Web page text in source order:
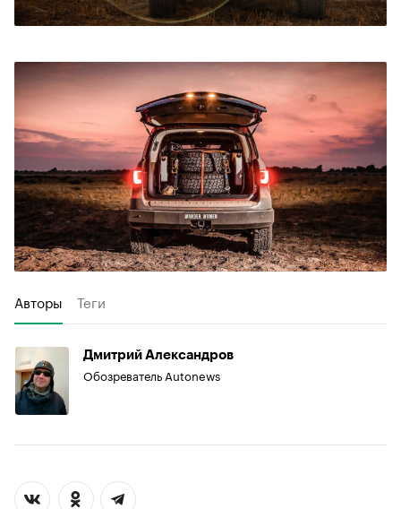
Авторы Теги
Дмитрий Александров
Обозреватель Autonews